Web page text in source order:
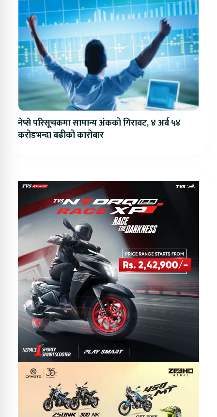
नेप्से परिसूचकमा सामान्य अंकको गिरावट, ४ अर्ब ५४
करोडभन्दा बढीको कारोबार